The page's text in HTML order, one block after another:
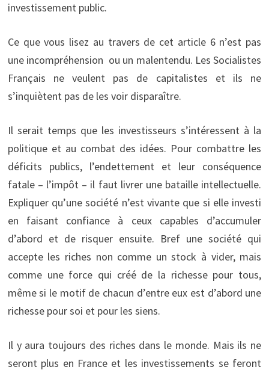
investissement public.
Ce que vous lisez au travers de cet article 6 n’est pas
une incompréhension ou un malentendu. Les Socialistes
Français ne veulent pas de capitalistes et ils ne
s’inquiètent pas de les voir disparaître.
Il serait temps que les investisseurs s’intéressent à la
politique et au combat des idées. Pour combattre les
déficits publics, l’endettement et leur conséquence
fatale – l’impôt – il faut livrer une bataille intellectuelle.
Expliquer qu’une société n’est vivante que si elle investi
en faisant confiance à ceux capables d’accumuler
d’abord et de risquer ensuite. Bref une société qui
accepte les riches non comme un stock à vider, mais
comme une force qui créé de la richesse pour tous,
même si le motif de chacun d’entre eux est d’abord une
richesse pour soi et pour les siens.
Il y aura toujours des riches dans le monde. Mais ils ne
seront plus en France et les investissements se feront